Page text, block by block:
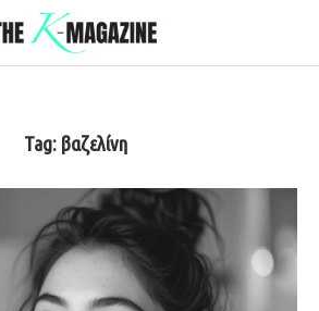
Tag: βαζελίνη